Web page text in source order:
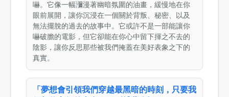
嚇。它像一幅瀰漫著幽暗氛圍的油畫，緩慢地在你
眼前展開，讓你沉浸在一個關於背叛、秘密、以及
無法擺脫的過去的故事中。它或許不是一部能讓你
嚇破膽的電影，但它卻能在你心中留下揮之不去的
陰影，讓你反思那些被我們掩蓋在美好表象之下的
真實。
「夢想會引領我們穿越最黑暗的時刻，只要我